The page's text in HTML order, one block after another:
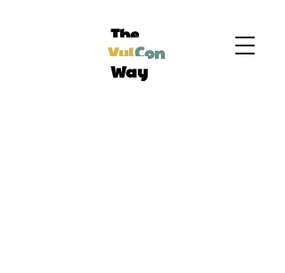
The
VulCon
Way